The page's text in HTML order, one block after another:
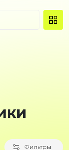
Фильтры